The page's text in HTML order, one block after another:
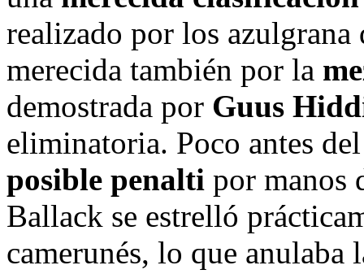
realizado por los
merecida también por la
demostrada por Guus
eliminatoria. Poco antes
posible penalti por manos
Ballack se estrelló
camerunés, lo que